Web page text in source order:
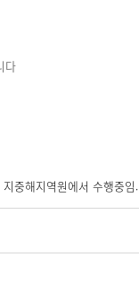
다
중해지역원에서 수행중임.